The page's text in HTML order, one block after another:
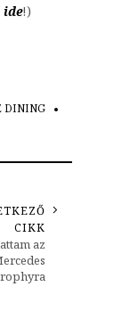
ide!)
DINING
CIKK
az